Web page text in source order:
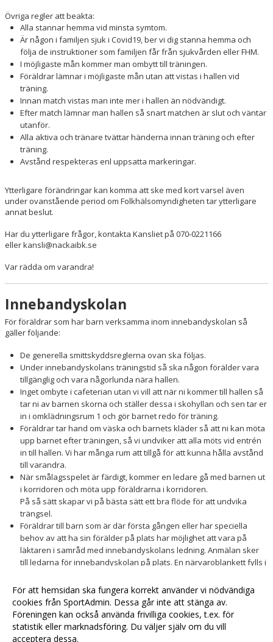
NACKAPOKALEN
DOMARE & MATCHLEDARE
Övriga regler att beakta:
Alla stannar hemma vid minsta symtom.
Är någon i familjen sjuk i Covid19, ber vi dig stanna hemma och
följa de instruktioner som familjen får från sjukvården eller FHM.
I möjligaste mån kommer man ombytt till träningen.
Föräldrar lämnar i möjligaste mån utan att vistas i hallen vid
träning.
Innan match vistas man inte mer i hallen än nödvändigt.
Efter match lämnar man hallen så snart matchen är slut och väntar
utanför.
Alla aktiva och tränare tvättar händerna innan träning och efter
träning.
Avstånd respekteras enl uppsatta markeringar.
Ytterligare förändringar kan komma att ske med kort varsel även
under ovanstående period om Folkhälsomyndigheten tar ytterligare
annat beslut.
Har du ytterligare frågor, kontakta Kansliet på 070-0221166
eller kansli@nackaibk.se
Var rädda om varandra!
Innebandyskolan
För föräldrar som har barn verksamma inom innebandyskolan så
gäller följande:
De generella smittskyddsreglerna ovan ska följas.
Under innebandyskolans träningstid så ska någon förälder vara
tillgänglig och vara någorlunda nära hallen.
Inget ombyte i cafeterian utan vi vill att när ni kommer till hallen så
tar ni av barnen skorna och ställer dessa i skohyllan och sen tar er
in i omklädningsrum 1 och gör barnet redo för träning.
Föräldrar tar hand om väska och barnets kläder så att ni kan möta
upp barnet efter träningen, så vi undviker att alla möts vid entrén
in till hallen. Vi har många rum att tillgå för att kunna hålla avstånd
till varandra.
När smålagsspelet är färdigt, kommer en ledare gå med barnen ut
i korridoren och möta upp föräldrarna i korridoren.
På så sätt skapar vi på bästa sätt ett bra flöde för att undvika
trängsel.
Föräldrar till barn som är där första gången eller har speciella
behov av att ha sin förälder på plats har möjlighet att vara på
läktaren i samråd med innebandyskolans ledning. Anmälan sker
till ledarna för innebandyskolan på plats. En närvaroblankett fylls i
smittspårningshänseende. Allmänt gäller det att sprida ut sig på
läktaren och hålla de avstånd som folkhälsomyndigheten
förespråkar.
För att hemsidan ska fungera korrekt använder vi nödvändiga
cookies från SportAdmin. Dessa går inte att stänga av.
Föreningen kan också använda frivilliga cookies, t.ex. för
statistik eller marknadsföring. Du väljer själv om du vill
acceptera dessa.